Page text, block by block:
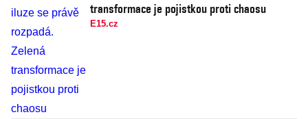
transformace je pojistkou proti chaosu
E15.cz